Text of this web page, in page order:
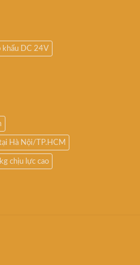
khẩu DC 24V
Hà Nội/TP.HCM
chịu lực cao